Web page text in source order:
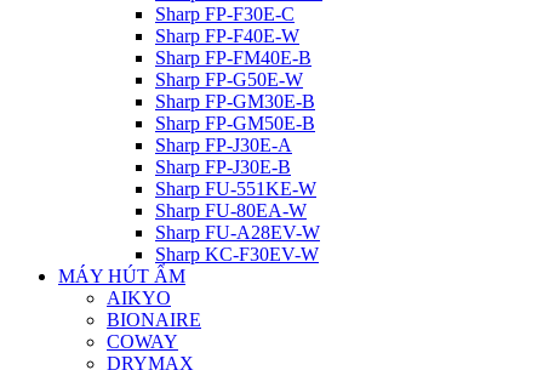
Sharp FP-F30E-C
Sharp FP-F40E-W
Sharp FP-FM40E-B
Sharp FP-G50E-W
Sharp FP-GM30E-B
Sharp FP-GM50E-B
Sharp FP-J30E-A
Sharp FP-J30E-B
Sharp FU-551KE-W
Sharp FU-80EA-W
Sharp FU-A28EV-W
Sharp KC-F30EV-W
MÁY HÚT ẨM
AIKYO
BIONAIRE
COWAY
DRYMAX